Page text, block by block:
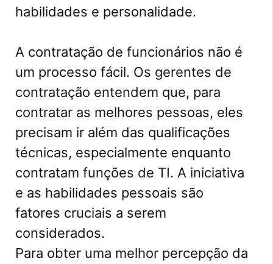
habilidades e personalidade.
A contratação de funcionários não é
um processo fácil. Os gerentes de
contratação entendem que, para
contratar as melhores pessoas, eles
precisam ir além das qualificações
técnicas, especialmente enquanto
contratam funções de TI. A iniciativa
e as habilidades pessoais são
fatores cruciais a serem
considerados.
Para obter uma melhor percepção da